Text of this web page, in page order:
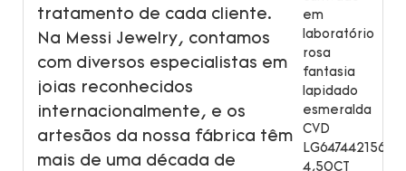
tratamento de cada cliente.
Na Messi Jewelry, contamos
com diversos especialistas em
joias reconhecidos
internacionalmente, e os
artesãos da nossa fábrica têm
mais de uma década de